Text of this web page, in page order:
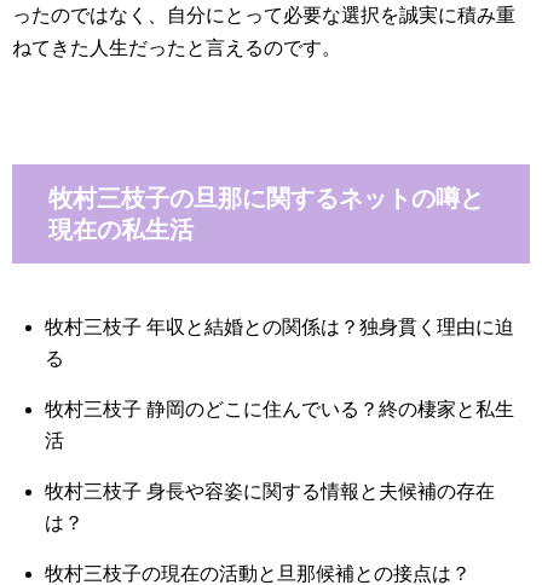
ったのではなく、自分にとって必要な選択を誠実に積み重
ねてきた人生だったと言えるのです。
牧村三枝子の旦那に関するネットの噂と
現在の私生活
牧村三枝子 年収と結婚との関係は？独身貫く理由に迫
る
牧村三枝子 静岡のどこに住んでいる？終の棲家と私生
活
牧村三枝子 身長や容姿に関する情報と夫候補の存在
は？
牧村三枝子の現在の活動と旦那候補との接点は？